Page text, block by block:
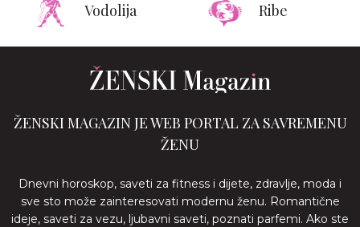
Vodolija Ribe
ŽENSKI MAGAZIN JE WEB PORTAL ZA SAVREMENU
ŽENU
Dnevni horoskop, saveti za fitness i dijete, zdravlje, moda i
sve sto može zainteresovati modernu ženu. Romantične
ideje, saveti za vezu, ljubavni saveti, poznati parfemi. Ako ste